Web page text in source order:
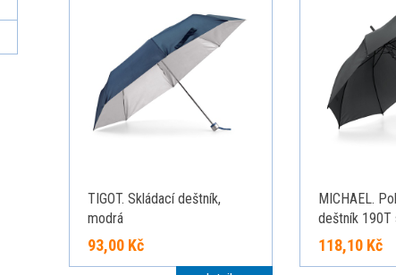
TIGOT. Skládací deštník,
modrá
93,00 Kč
MICHAEL.
deštník 190T
otevíráním,
118,10 Kč